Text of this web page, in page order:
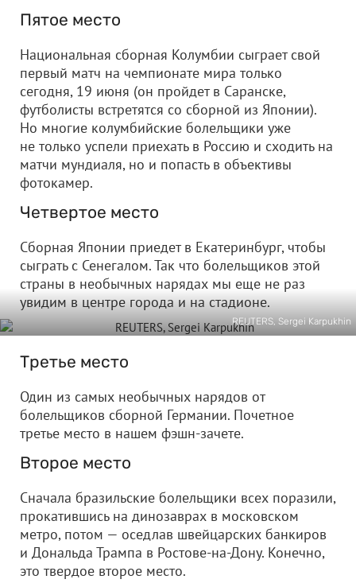
Пятое место
Национальная сборная Колумбии сыграет свой
первый матч на чемпионате мира только
сегодня, 19 июня (он пройдет в Саранске,
футболисты встретятся со сборной из Японии).
Но многие колумбийские болельщики уже
не только успели приехать в Россию и сходить на
матчи мундиаля, но и попасть в объективы
фотокамер.
Четвертое место
Сборная Японии приедет в Екатеринбург, чтобы
сыграть с Сенегалом. Так что болельщиков этой
страны в необычных нарядах мы еще не раз
увидим в центре города и на стадионе.
REUTERS, Sergei Karpukhin
Третье место
Один из самых необычных нарядов от
болельщиков сборной Германии. Почетное
третье место в нашем фэшн-зачете.
Второе место
Сначала бразильские болельщики всех поразили,
прокатившись на динозаврах в московском
метро, потом — оседлав швейцарских банкиров
и Дональда Трампа в Ростове-на-Дону. Конечно,
это твердое второе место.